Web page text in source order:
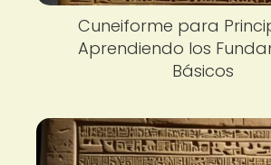
Cuneiforme para
Aprendiendo los
Básicos